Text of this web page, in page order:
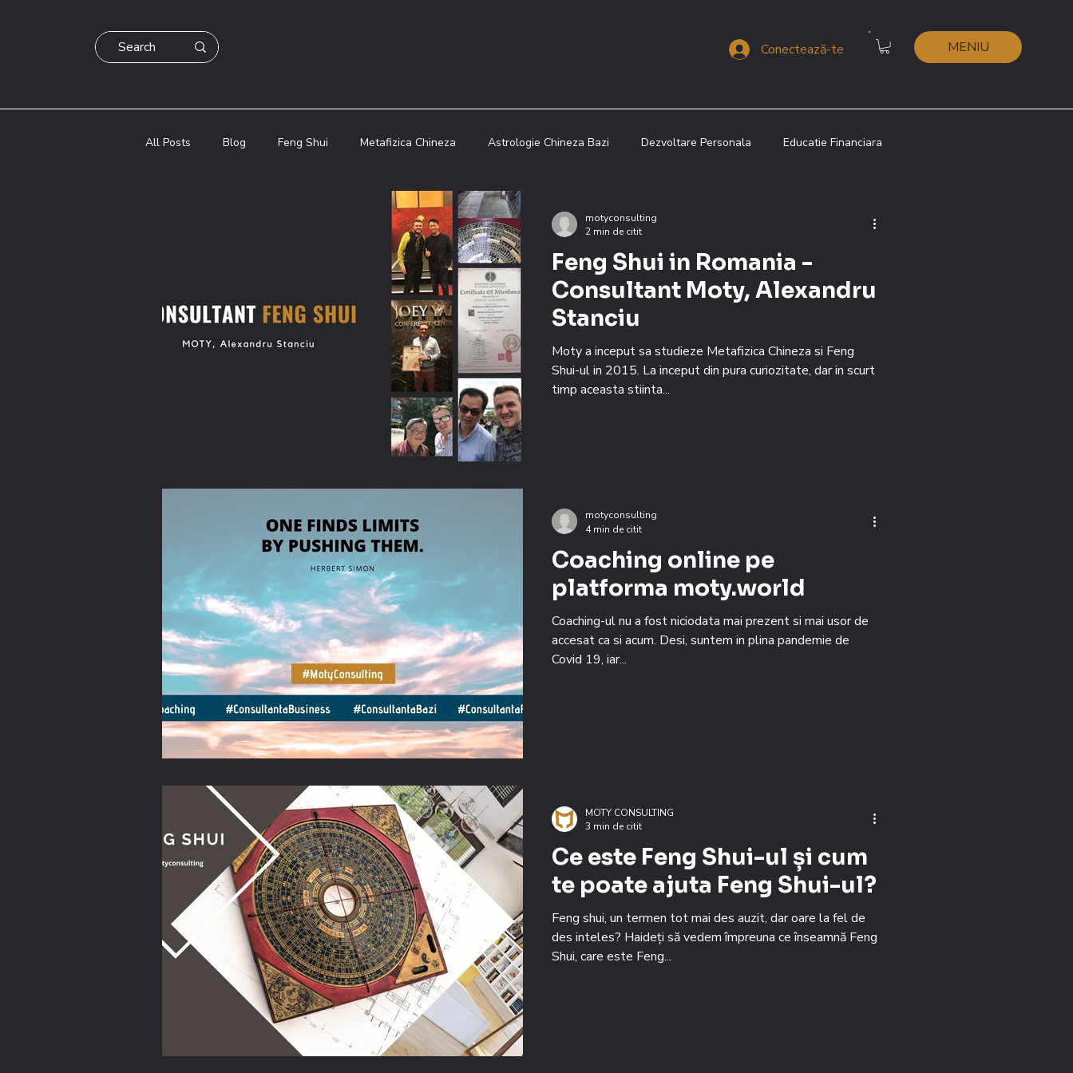
Conectează-te MENIU
All Posts Blog Feng Shui Metafizica Chineza Astrologie Chineza Bazi Dezvoltare Personala Educatie Financiara
Educatie Financiara Metafizica Chineza
Astrologie Chineza Bazi Blog Metafizica Chineza Feng Shui Lenormand
Feng Shui in Romania -
Consultant Moty, Alexandru
Stanciu
Moty a inceput sa studieze Metafizica Chineza si Feng
Shui-ul in 2015. La inceput din pura curiozitate, dar in scurt
timp aceasta stiinta...
motyconsulting
2 min de citit
Coaching online pe
platforma moty.world
Coaching-ul nu a fost niciodata mai prezent si mai usor de
accesat ca si acum. Desi, suntem in plina pandemie de
Covid 19, iar...
motyconsulting
4 min de citit
Ce este Feng Shui-ul și cum
te poate ajuta Feng Shui-ul?
Feng shui, un termen tot mai des auzit, dar oare la fel de
des inteles? Haideți să vedem împreuna ce înseamnă Feng
Shui, care este Feng...
MOTY CONSULTING
3 min de citit